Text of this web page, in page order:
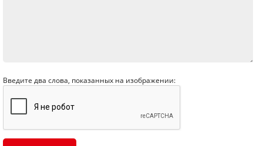
Введите два слова, показанных на изображении: